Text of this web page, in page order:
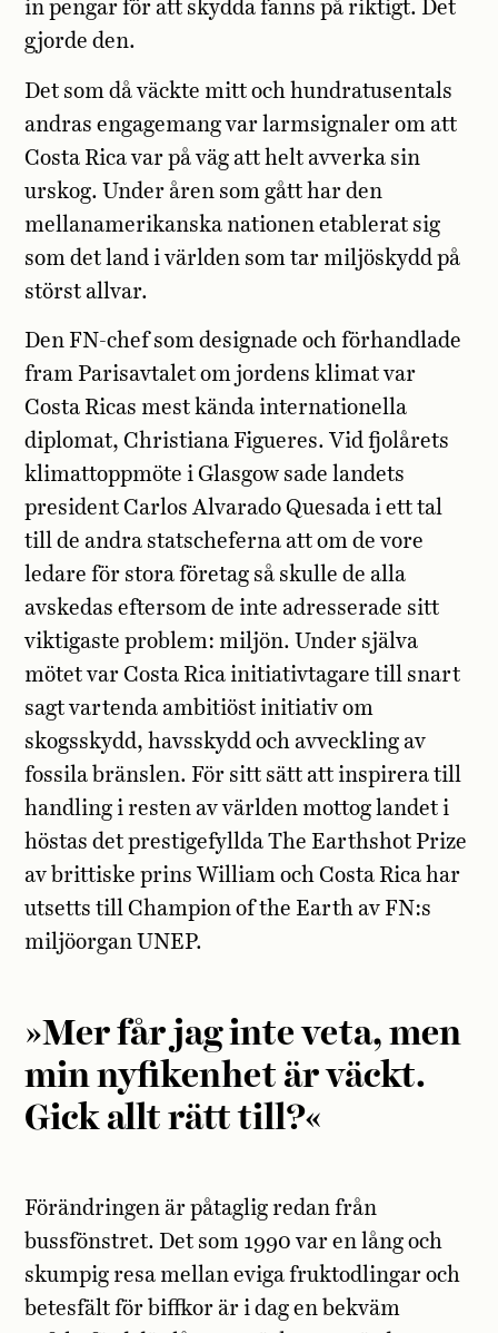
in pengar för att skydda fanns på riktigt. Det
gjorde den.
Det som då väckte mitt och hundratusentals
andras engagemang var larmsignaler om att
Costa Rica var på väg att helt avverka sin
urskog. Under åren som gått har den
mellanamerikanska nationen etablerat sig
som det land i världen som tar miljöskydd på
störst allvar.
Den FN-chef som designade och förhandlade
fram Parisavtalet om jordens klimat var
Costa Ricas mest kända internationella
diplomat, Christiana Figueres. Vid fjolårets
klimattoppmöte i Glasgow sade landets
president Carlos Alvarado Quesada i ett tal
till de andra statscheferna att om de vore
ledare för stora företag så skulle de alla
avskedas eftersom de inte adresserade sitt
viktigaste problem: miljön. Under själva
mötet var Costa Rica initiativtagare till snart
sagt vartenda ambitiöst initiativ om
skogsskydd, havsskydd och avveckling av
fossila bränslen. För sitt sätt att inspirera till
handling i resten av världen mottog landet i
höstas det prestigefyllda The Earthshot Prize
av brittiske prins William och Costa Rica har
utsetts till Champion of the Earth av FN:s
miljöorgan UNEP.
»Mer får jag inte veta, men
min nyfikenhet är väckt.
Gick allt rätt till?«
Förändringen är påtaglig redan från
bussfönstret. Det som 1990 var en lång och
skumpig resa mellan eviga fruktodlingar och
betesfält för biffkor är i dag en bekväm